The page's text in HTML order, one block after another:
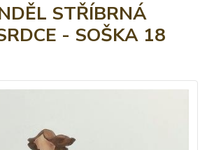
STŘÍBRNÁ
- SOŠKA 18